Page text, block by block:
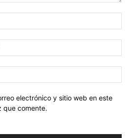
electrónico y sitio web en este
que comente.